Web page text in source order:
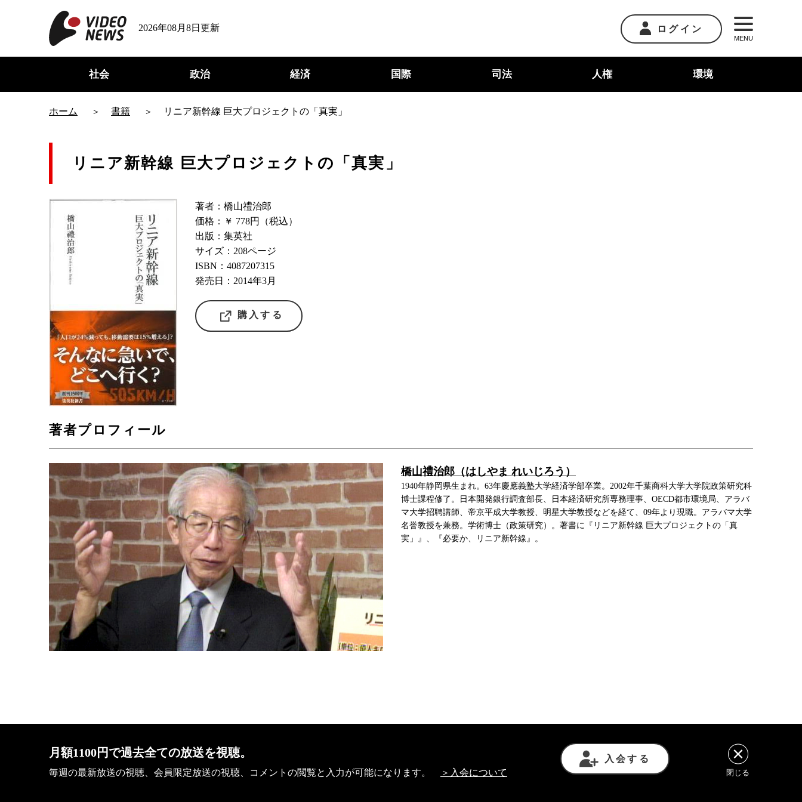
2026年08月8日更新 ログイン
MENU
社会 政治 経済 国際 司法 人権 環境
ホーム 書籍 リニア新幹線 巨大プロジェクトの「真実」
リニア新幹線 巨大プロジェクトの「真実」
著者：橋山禮治郎
価格：￥ 778円（税込）
出版：集英社
サイズ：208ページ
ISBN：4087207315
発売日：2014年3月
購入する
著者プロフィール
橋山禮治郎（はしやま れいじろう）
1940年静岡県生まれ。63年慶應義塾大学経済学部卒業。2002年千葉商科大学大学院政策研究科
博士課程修了。日本開発銀行調査部長、日本経済研究所専務理事、OECD都市環境局、アラバ
マ大学招聘講師、帝京平成大学教授、明星大学教授などを経て、09年より現職。アラバマ大学
名誉教授を兼務。学術博士（政策研究）。著書に『リニア新幹線 巨大プロジェクトの「真
実」』、『必要か、リニア新幹線』。
会社概要 利用規約 プライバシーポリシー
月額1100円で過去全ての放送を視聴。
毎週の最新放送の視聴、会員限定放送の視聴、コメントの閲覧と入力が可能になります。 ＞入会について
入会する
閉じる